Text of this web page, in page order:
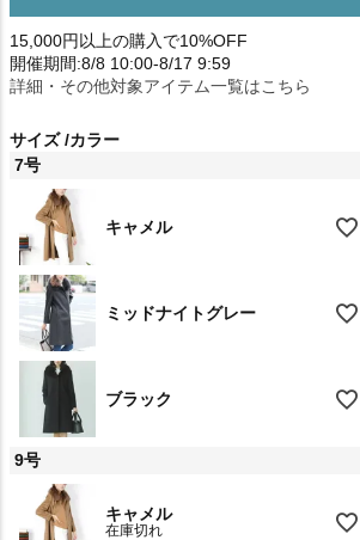
15,000円以上の購入で10%OFF
開催期間:8/8 10:00-8/17 9:59
詳細・その他対象アイテム一覧はこちら
サイズ カラー
7号
キャメル
ミッドナイトグレー
ブラック
9号
キャメル
在庫切れ